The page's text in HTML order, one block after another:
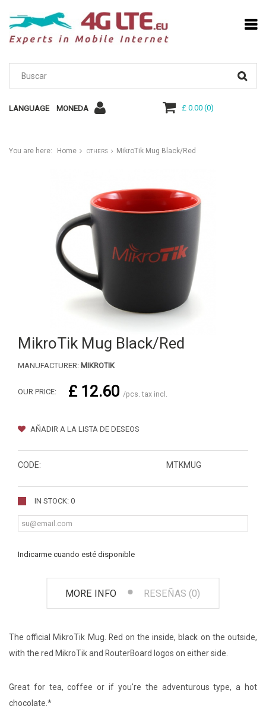
LANGUAGE MONEDA £ 0.00(0)
You are here: Home OTHERS MikroTik Mug Black/Red
MikroTik Mug Black/Red
MANUFACTURER: MIKROTIK
OUR PRICE: £ 12.60 /pcs. tax incl.
AÑADIR A LA LISTA DE DESEOS
CODE: MTKMUG
IN STOCK: 0
Indicarme cuando esté disponible
MORE INFO RESEÑAS (0)
The official MikroTik Mug. Red on the inside, black on the outside,
with the red MikroTik and RouterBoard logos on either side.
Great for tea, coffee or if you're the adventurous type, a hot
chocolate.*